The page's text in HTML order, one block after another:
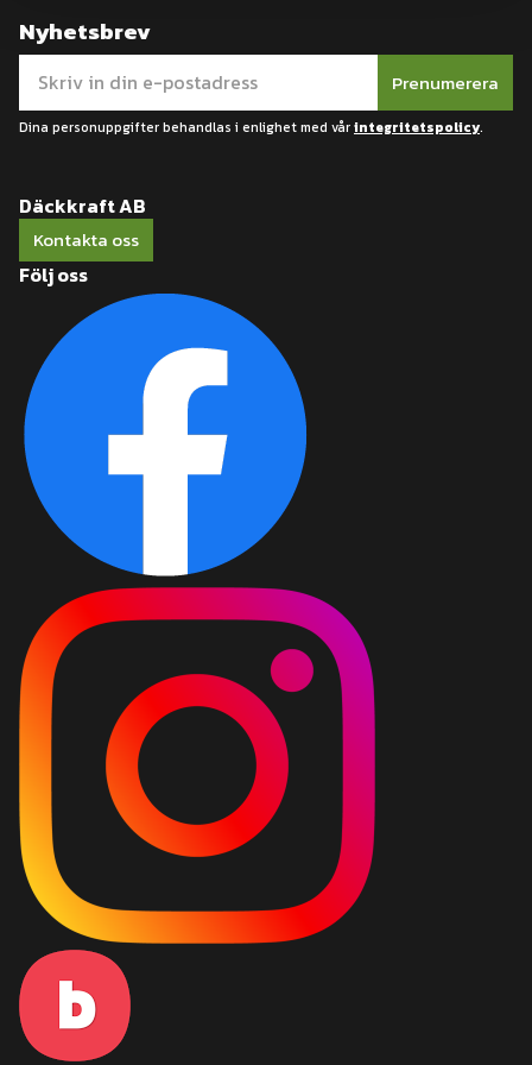
Nyhetsbrev
Prenumerera
Dina personuppgifter behandlas i enlighet med vårintegritetspolicy.
Däckkraft AB
Kontakta oss
Följ oss